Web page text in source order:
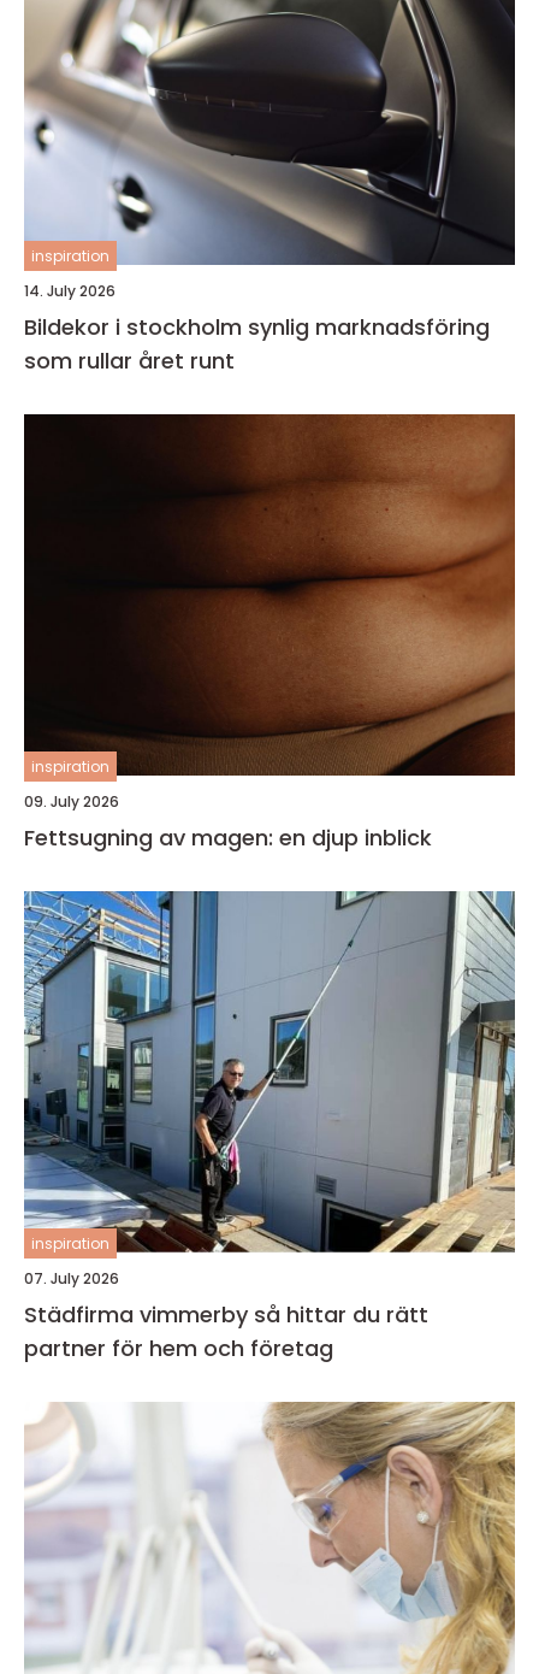
inspiration
14. July 2026
Bildekor i stockholm synlig marknadsföring
som rullar året runt
inspiration
09. July 2026
Fettsugning av magen: en djup inblick
inspiration
07. July 2026
Städfirma vimmerby så hittar du rätt
partner för hem och företag